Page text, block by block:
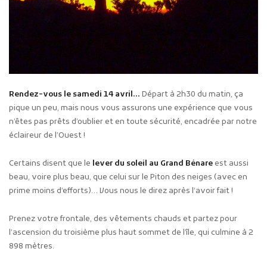
Rendez-vous le samedi 14 avril… Départ à 2h30 du matin, ça
pique un peu, mais nous vous assurons une expérience que vous
n’êtes pas prêts d’oublier et en toute sécurité, encadrée par notre
éclaireur de l’Ouest !
Certains disent que le lever du soleil au Grand Bénareest aussi
beau, voire plus beau, que celui sur le Piton des neiges (avec en
prime moins d’efforts)… Vous nous le direz après l’avoir fait !
Prenez votre frontale, des vêtements chauds et partez pour
l’ascension du troisième plus haut sommet de l’île, qui culmine à 2
898 mètres.